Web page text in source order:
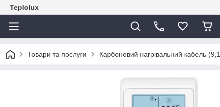
Teplolux
Товари та послуги Карбоновий нагрівальний кабель